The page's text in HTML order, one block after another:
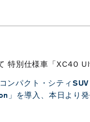
特別仕様車「XC40
ンパクト・シティ
を導入、本日より発